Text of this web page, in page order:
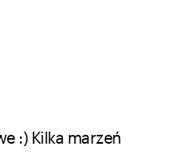
:) Kilka marzeń